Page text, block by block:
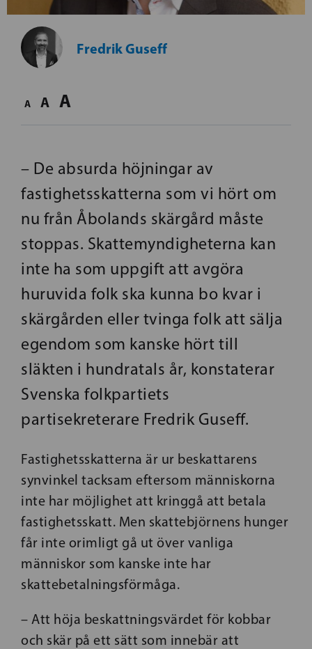
Fredrik Guseff
A A A
– De absurda höjningar av
fastighetsskatterna som vi hört om
nu från Åbolands skärgård måste
stoppas. Skattemyndigheterna kan
inte ha som uppgift att avgöra
huruvida folk ska kunna bo kvar i
skärgården eller tvinga folk att sälja
egendom som kanske hört till
släkten i hundratals år, konstaterar
Svenska folkpartiets
partisekreterare Fredrik Guseff.
Fastighetsskatterna är ur beskattarens
synvinkel tacksam eftersom människorna
inte har möjlighet att kringgå att betala
fastighetsskatt. Men skattebjörnens hunger
får inte orimligt gå ut över vanliga
människor som kanske inte har
skattebetalningsförmåga.
– Att höja beskattningsvärdet för kobbar
och skär på ett sätt som innebär att